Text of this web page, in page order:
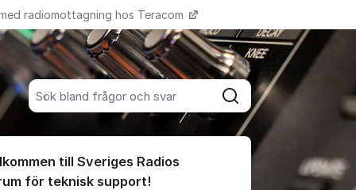
Sök bland alla inlägg
Sök
radiomottagning hos Teracom Fler supportlänkar
kommentarentill Sveriges Radios
för teknisk support!